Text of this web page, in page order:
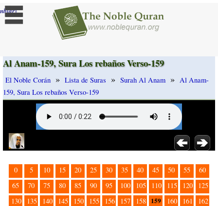
]
Al Anam-159, Sura Los rebaños Verso-159
El Noble Corán » Lista de Suras » Surah Al Anam » Al Anam-
159, Sura Los rebaños Verso-159
0 5 10 15 20 25 30 35 40 45 50 55
60
65
70 75 80 85 90 95 100 105 110 115 120
125
130
135 140 145 150 155 156 157 158 159 160 161 162